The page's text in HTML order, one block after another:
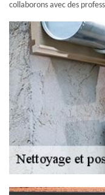
collaborons avec des